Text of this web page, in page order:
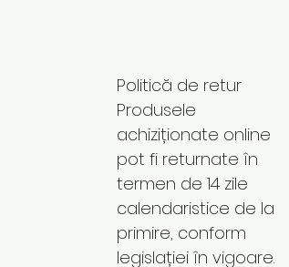
Politică de retur
Produsele
achiziționate online
pot fi returnate în
termen de 14 zile
calendaristice de la
primire, conform
legislației în vigoare.